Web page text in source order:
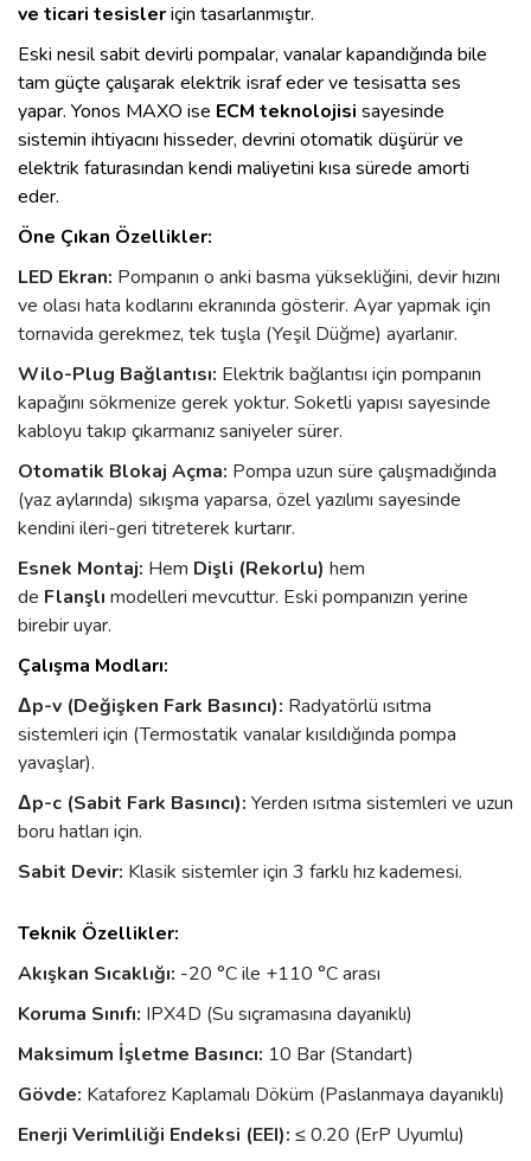
ve ticari tesisleriçin tasarlanmıştır.
Eski nesil sabit devirli pompalar, vanalar kapandığında bile
tam güçte çalışarak elektrik israf eder ve tesisatta ses
yapar. Yonos MAXO ise ECM teknolojisi sayesinde
sistemin ihtiyacını hisseder, devrini otomatik düşürür ve
elektrik faturasından kendi maliyetini kısa sürede amorti
eder.
Öne Çıkan Özellikler:
LED Ekran: Pompanın o anki basma yüksekliğini, devir hızını
ve olası hata kodlarını ekranında gösterir. Ayar yapmak için
tornavida gerekmez, tek tuşla (Yeşil Düğme) ayarlanır.
Wilo-Plug Bağlantısı: Elektrik bağlantısı için pompanın
kapağını sökmenize gerek yoktur. Soketli yapısı sayesinde
kabloyu takıp çıkarmanız saniyeler sürer.
Otomatik Blokaj Açma: Pompa uzun süre çalışmadığında
(yaz aylarında) sıkışma yaparsa, özel yazılımı sayesinde
kendini ileri-geri titreterek kurtarır.
Esnek Montaj: Hem Dişli (Rekorlu) hem
de Flanşlı modelleri mevcuttur. Eski pompanızın yerine
birebir uyar.
Çalışma Modları:
Δp-v (Değişken Fark Basıncı): Radyatörlü ısıtma
sistemleri için (Termostatik vanalar kısıldığında pompa
yavaşlar).
Δp-c (Sabit Fark Basıncı): Yerden ısıtma sistemleri ve uzun
boru hatları için.
Sabit Devir: Klasik sistemler için 3 farklı hız kademesi.
Teknik Özellikler:
Akışkan Sıcaklığı: -20 °C ile +110 °C arası
Koruma Sınıfı: IPX4D (Su sıçramasına dayanıklı)
Maksimum İşletme Basıncı: 10 Bar (Standart)
Gövde: Kataforez Kaplamalı Döküm (Paslanmaya dayanıklı)
Enerji Verimliliği Endeksi (EEI): ≤ 0.20 (ErP Uyumlu)